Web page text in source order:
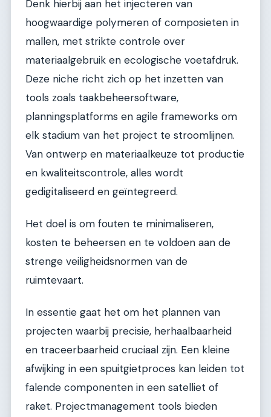
Denk hierbij aan het injecteren van
hoogwaardige polymeren of composieten in
mallen, met strikte controle over
materiaalgebruik en ecologische voetafdruk.
Deze niche richt zich op het inzetten van
tools zoals taakbeheersoftware,
planningsplatforms en agile frameworks om
elk stadium van het project te stroomlijnen.
Van ontwerp en materiaalkeuze tot productie
en kwaliteitscontrole, alles wordt
gedigitaliseerd en geïntegreerd.
Het doel is om fouten te minimaliseren,
kosten te beheersen en te voldoen aan de
strenge veiligheidsnormen van de
ruimtevaart.
In essentie gaat het om het plannen van
projecten waarbij precisie, herhaalbaarheid
en traceerbaarheid cruciaal zijn. Een kleine
afwijking in een spuitgietproces kan leiden tot
falende componenten in een satelliet of
raket. Projectmanagement tools bieden